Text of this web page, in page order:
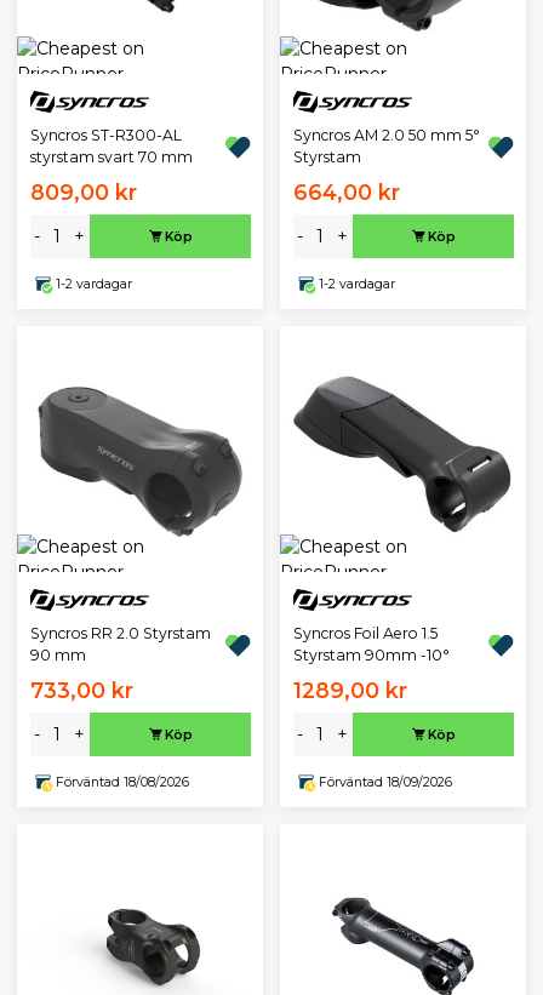
Syncros ST-R300-AL
styrstam svart 70 mm
809,00 kr
- + Köp
1-2 vardagar
Syncros AM 2.0 50 mm 5°
Styrstam
664,00 kr
- + Köp
1-2 vardagar
Syncros RR 2.0 Styrstam
90 mm
733,00 kr
- + Köp
Förväntad 18/08/2026
Syncros Foil Aero 1.5
Styrstam 90mm -10°
1289,00 kr
- + Köp
Förväntad 18/09/2026